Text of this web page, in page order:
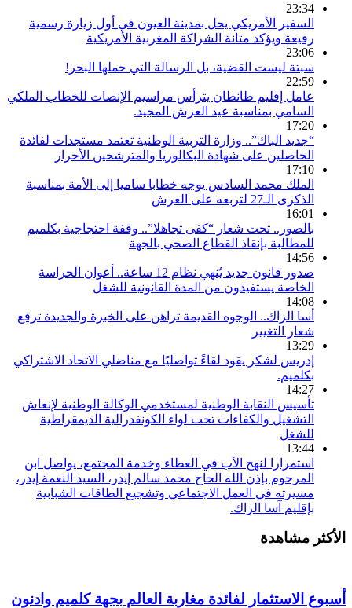
23:34
السفير الأمريكي يحل بمدينة العيون في أول زيارة رسمية
رفيعة ويؤكد متانة الشراكة المغربية الأمريكية
23:06
سبتة ليست القضية، بل الرسالة التي حملها البحر!
22:59
عامل إقليم طانطان يترأس مراسيم الإنصات للخطاب الملكي
السامي بمناسبة عيد العرش المجيد.
17:20
“جديد الباك”.. وزارة التربية الوطنية تعتمد مستجدات لفائدة
الحاصلين على شهادة البكالوريا والمترشحين الأحرار
17:10
الملك محمد السادس يوجه خطابا ساميا إلى الأمة بمناسبة
الذكرى الـ27 لتربعه على العرش
16:01
بالصور.. تحت شعار “كفى تجاهلا”.. وقفة احتجاجية بكلميم
للمطالبة بإنقاذ القطاع الصحي بالجهة
14:56
صدور قانون جديد يُنهي نظام 12 ساعة.. أعوان الحراسة
الخاصة يستفيدون من المدة القانونية للشغل
14:08
أسا الزاك.. الوجوه القديمة تراهن على الخبرة والجديدة ترفع
شعار التغيير
13:29
إدريس لشكر يقود لقاءً تواصليًا مع مناضلي الاتحاد الاشتراكي
بكلميم.
14:27
تأسيس النقابة الوطنية لمستخدمي الوكالة الوطنية لإنعاش
التشغيل والكفاءات تحت لواء الكونفدرالية الديمقراطية
للشغل
13:44
استمرارا لنهج الأب في العطاء وخدمة المجتمع، يواصل ابن
المرحوم بإذن الله الحاج محمد سالم إيدر، السيد النعمة إيدر،
مسيرته في العمل الاجتماعي وتشجيع الطاقات الشبابية
بإقليم آسا الزاك.
الأكثر مشاهدة
أسبوع الاستثمار لفائدة مغاربة العالم بجهة كلميم وادنون